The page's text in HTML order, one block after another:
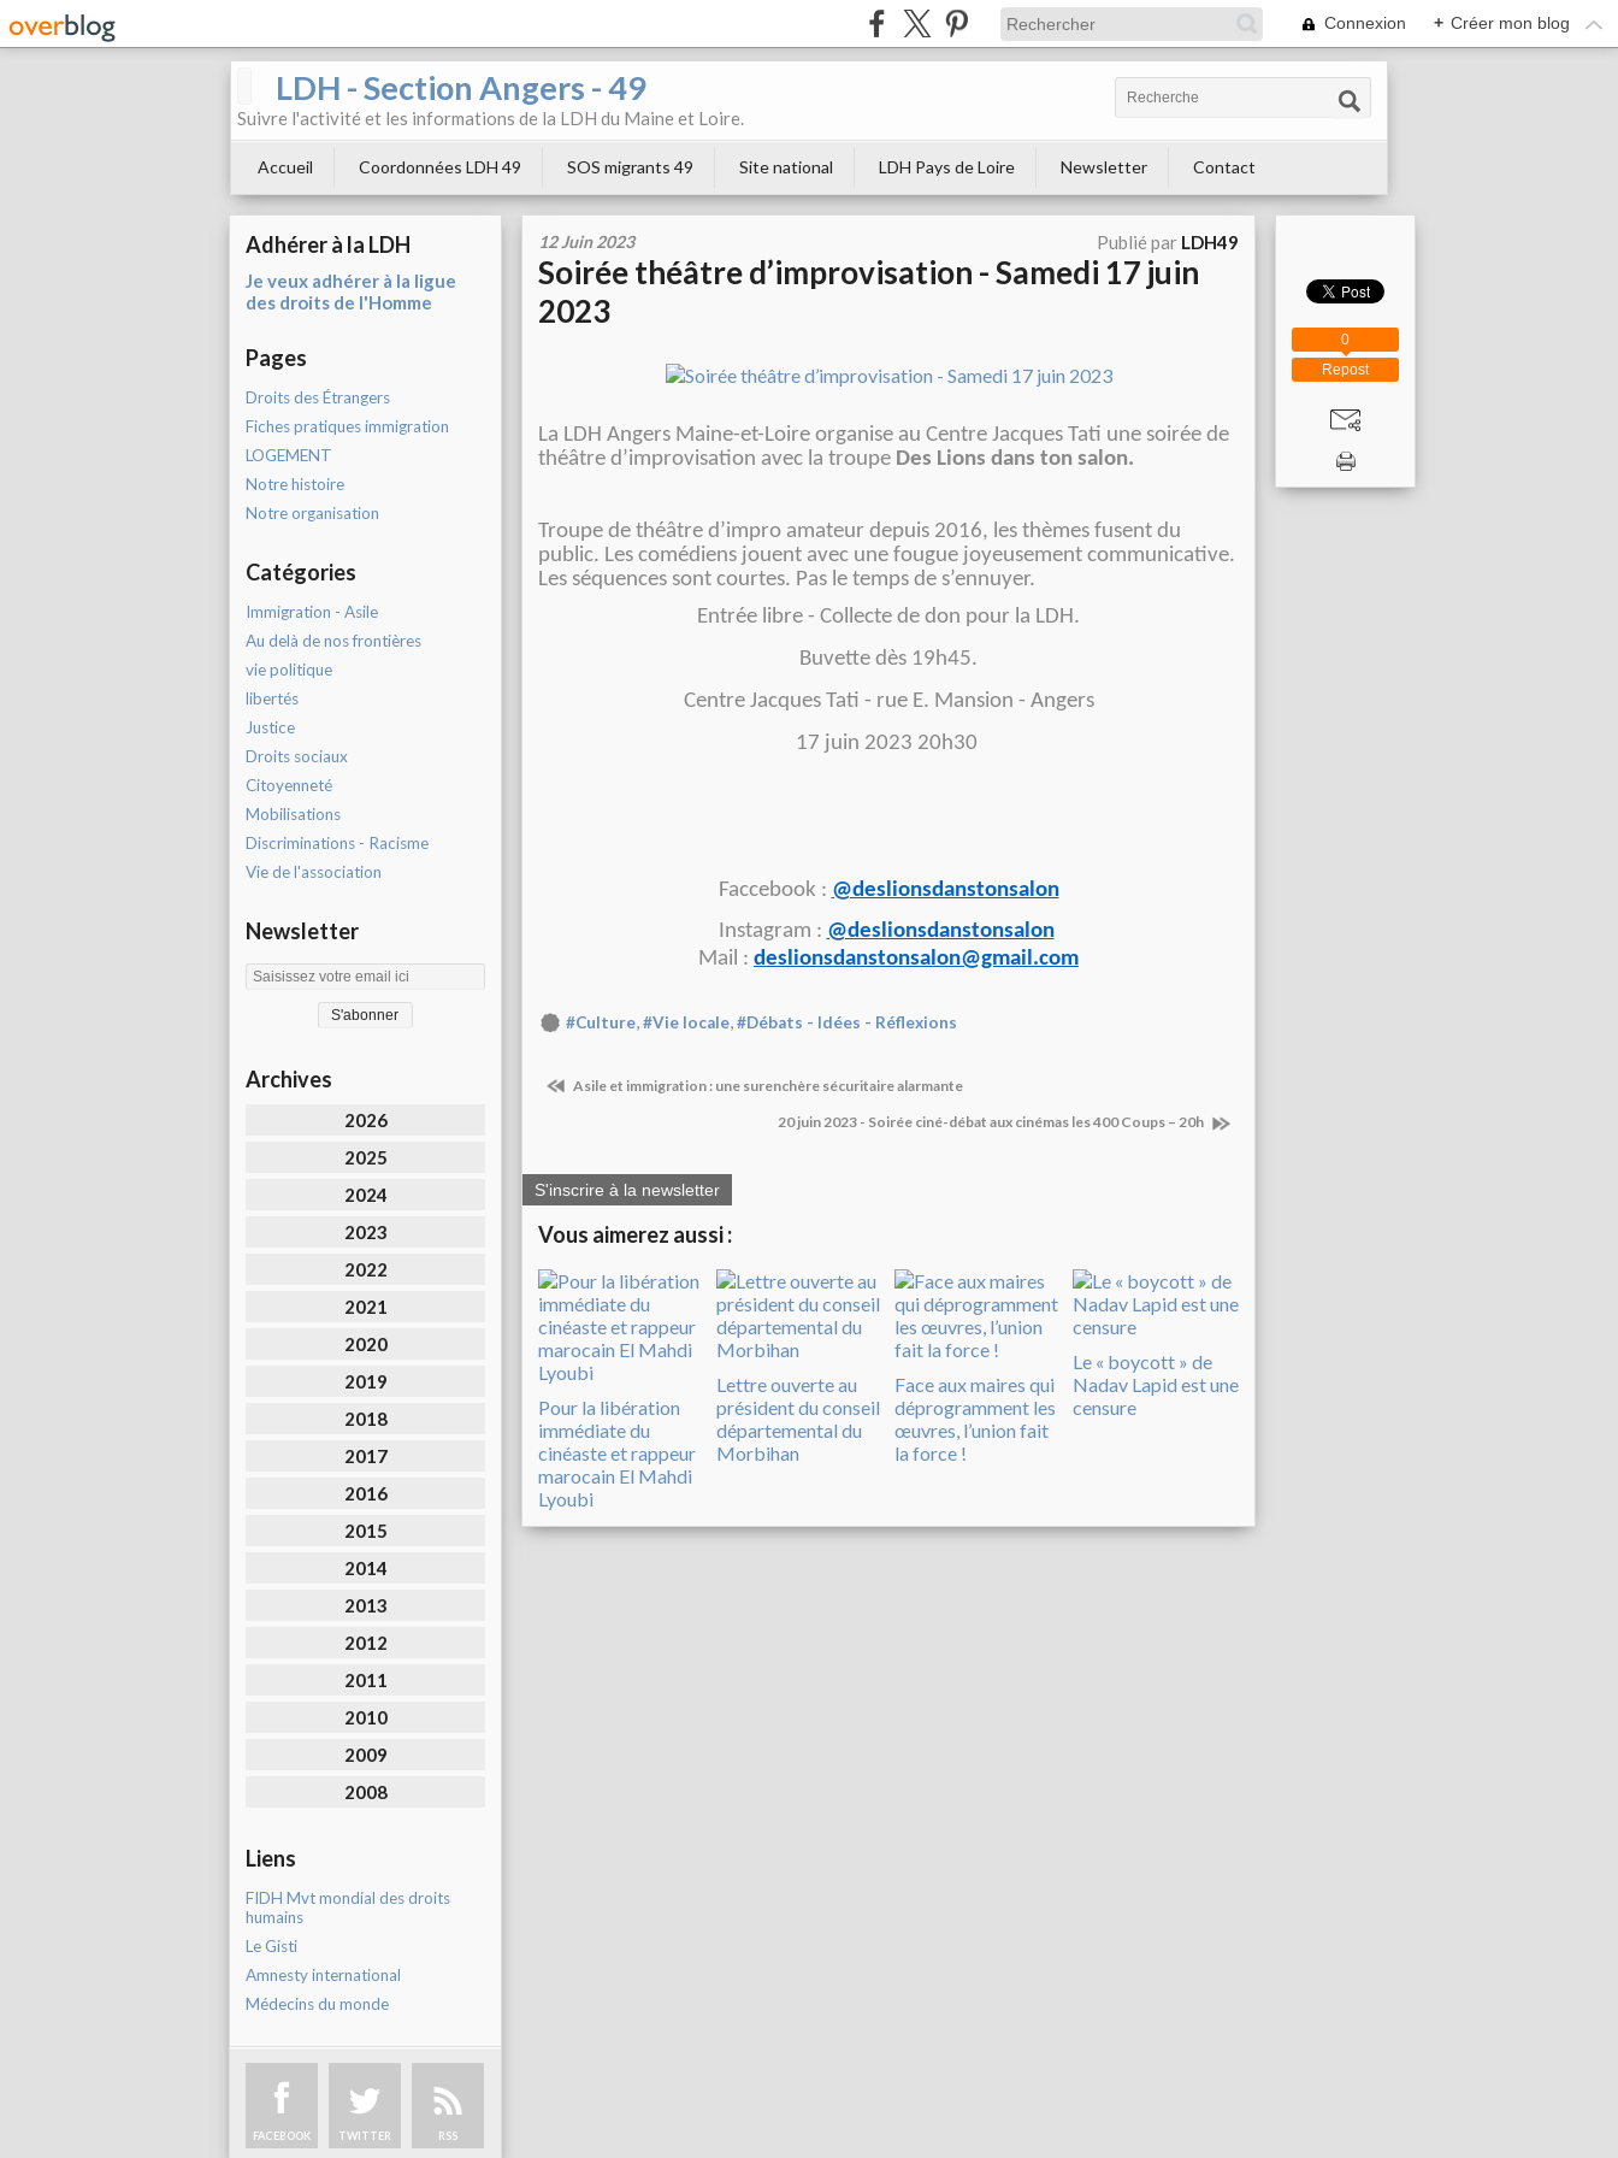
Connexion + Créer mon blog
LDH - Section Angers - 49
Suivre l'activité et les informations de la LDH du Maine et Loire.
Accueil Coordonnées LDH 49 SOS migrants 49 Site national LDH Pays de Loire Newsletter Contact
Adhérer à la LDH
Je veux adhérer à la ligue
des droits de l'Homme
Pages
Droits des Étrangers
Fiches pratiques immigration
LOGEMENT
Notre histoire
Notre organisation
Catégories
Immigration - Asile
Au delà de nos frontières
vie politique
libertés
Justice
Droits sociaux
Citoyenneté
Mobilisations
Discriminations - Racisme
Vie de l'association
Newsletter
Archives
2026
2025
2024
2023
2022
2021
2020
2019
2018
2017
2016
2015
2014
2013
2012
2011
2010
2009
2008
Liens
FIDH Mvt mondial des droits
humains
Le Gisti
Amnesty international
Médecins du monde
FACEBOOK TWITTER RSS
12 Juin 2023 Publié par LDH49
Soirée théâtre d’improvisation - Samedi 17 juin
2023
La LDH Angers Maine-et-Loire organise au Centre Jacques Tati une soirée de
théâtre d’improvisation avec la troupe Des Lions dans ton salon.
Troupe de théâtre d’impro amateur depuis 2016, les thèmes fusent du
public. Les comédiens jouent avec une fougue joyeusement communicative.
Les séquences sont courtes. Pas le temps de s’ennuyer.
Entrée libre - Collecte de don pour la LDH.
Buvette dès 19h45.
Centre Jacques Tati - rue E. Mansion - Angers
17 juin 2023 20h30
Faccebook : @deslionsdanstonsalon
Instagram : @deslionsdanstonsalon
Mail : deslionsdanstonsalon@gmail.com
#Culture,#Vie locale,#Débats - Idées - Réflexions
Asile et immigration : une surenchère sécuritaire alarmante
20 juin 2023 - Soirée ciné-débat aux cinémas les 400 Coups – 20h
S'inscrire à la newsletter
Vous aimerez aussi :
Pour la libération
immédiate du
cinéaste et rappeur
marocain El Mahdi
Lyoubi
Lettre ouverte au
président du conseil
départemental du
Morbihan
Face aux maires qui
déprogramment les
œuvres, l’union fait
la force !
Le « boycott » de
Nadav Lapid est une
censure
Repost
0